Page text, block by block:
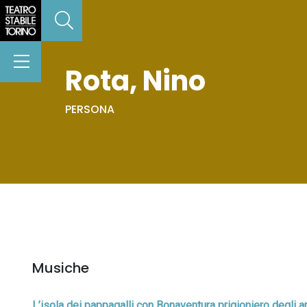
Rota, Nino
PERSONA
Musiche